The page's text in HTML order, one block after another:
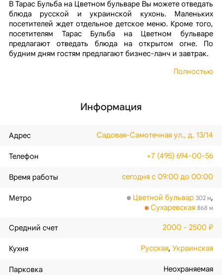
В Тарас Бульба на Цветном бульваре Вы можете отведать
блюда русской и украинской кухонь. Маленьких
посетителей ждет отдельное детское меню. Кроме того,
посетителям Тарас Бульба на Цветном бульваре
предлагают отведать блюда на открытом огне. По
будним дням гостям предлагают бизнес-ланч и завтрак.
Полностью
Информация
Адрес Садовая-Самотечная ул., д. 13/14
Телефон +7 (495) 694-00-56
Время работы сегодня с 09:00 до 00:00
Метро Цветной бульвар 302 м,
Сухаревская 868 м
Средний счет 2000 - 2500 ₽
Кухня Русская,Украинская
Парковка Неохраняемая